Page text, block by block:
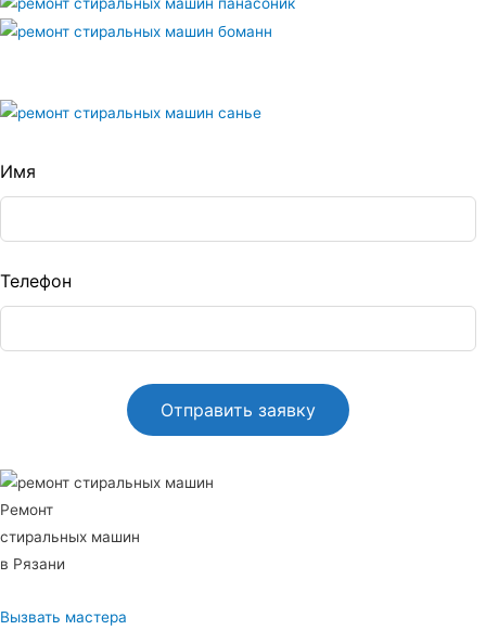
Имя
Телефон
Ремонт
стиральных машин
в Рязани
Вызвать мастера